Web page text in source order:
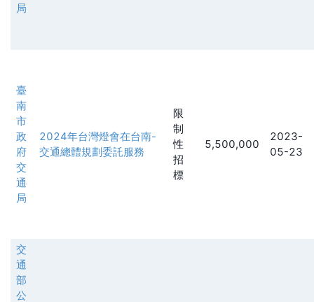
局
臺
南
市
政
府
交
通
局
2024年台灣燈會在台南-
交通總體規劃委託服務
限
制
性
招
標
5,500,000
2023-
05-23
交
通
部
公